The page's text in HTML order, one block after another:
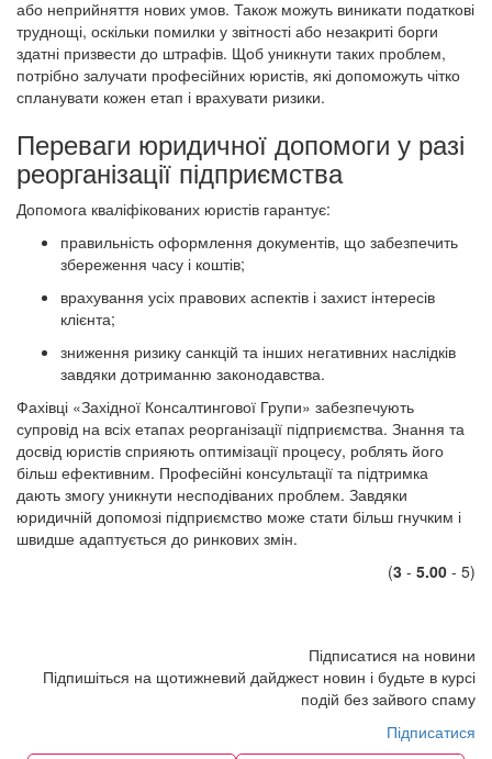
або неприйняття нових умов. Також можуть виникати податкові
труднощі, оскільки помилки у звітності або незакриті борги
здатні призвести до штрафів. Щоб уникнути таких проблем,
потрібно залучати професійних юристів, які допоможуть чітко
спланувати кожен етап і врахувати ризики.
Переваги юридичної допомоги у разі
реорганізації підприємства
Допомога кваліфікованих юристів гарантує:
правильність оформлення документів, що забезпечить
збереження часу і коштів;
врахування усіх правових аспектів і захист інтересів
клієнта;
зниження ризику санкцій та інших негативних наслідків
завдяки дотриманню законодавства.
Фахівці «Західної Консалтингової Групи» забезпечують
супровід на всіх етапах реорганізації підприємства. Знання та
досвід юристів сприяють оптимізації процесу, роблять його
більш ефективним. Професійні консультації та підтримка
дають змогу уникнути несподіваних проблем. Завдяки
юридичній допомозі підприємство може стати більш гнучким і
швидше адаптується до ринкових змін.
(3 - 5.00 - 5)
Підписатися на новини
Підпишіться на щотижневий дайджест новин і будьте в курсі
подій без зайвого спаму
Підписатися